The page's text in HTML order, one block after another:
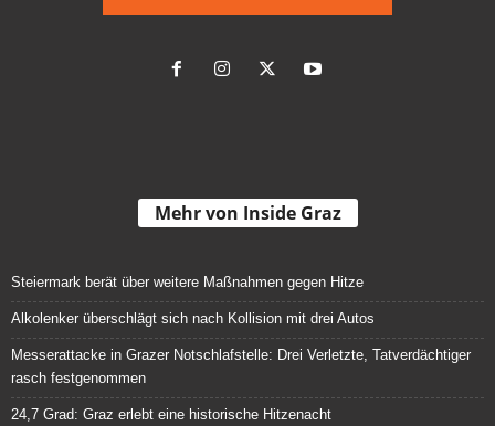
Alkolenker überschlägt sich nach Kollision mit drei Autos
rasch festgenommen
24,7 Grad: Graz erlebt eine historische Hitzenacht
Pkw von Zug erfasst: 71-Jährige stirbt an Bahnübergang
Wie Graz sich gegen die Hitze rüsten will